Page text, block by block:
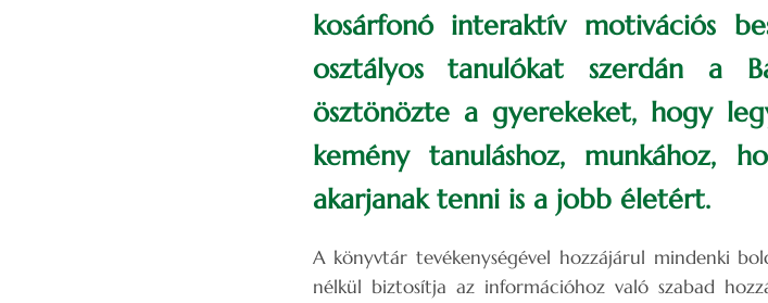
kosárfonó interaktív motivációs
osztályos tanulókat szerdán a
ösztönözte a gyerekeket, hogy
kemény tanuláshoz, munkához,
akarjanak tenni is a jobb életért.
A könyvtár tevékenységével hozzájárul mindenki
nélkül biztosítja az információhoz való szabad